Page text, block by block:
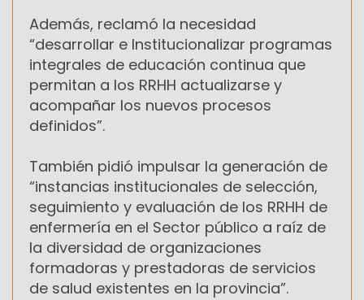
Además, reclamó la necesidad
“desarrollar e Institucionalizar programas
integrales de educación continua que
permitan a los RRHH actualizarse y
acompañar los nuevos procesos
definidos”.
También pidió impulsar la generación de
“instancias institucionales de selección,
seguimiento y evaluación de los RRHH de
enfermería en el Sector público a raíz de
la diversidad de organizaciones
formadoras y prestadoras de servicios
de salud existentes en la provincia”.